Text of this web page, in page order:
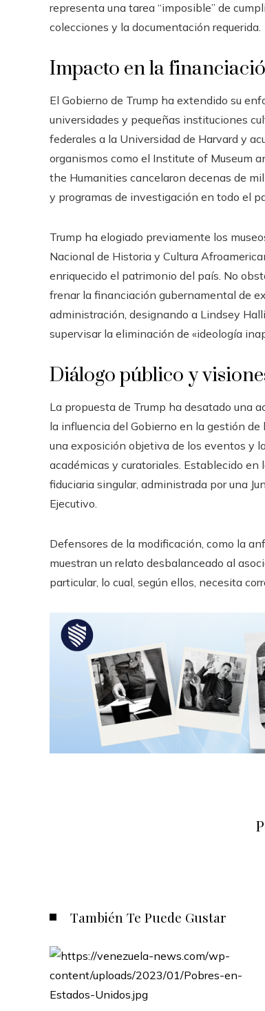
representa una tarea “imposible” de
colecciones y la documentación requerida.
Impacto en la
El Gobierno de Trump ha extendido su
universidades y pequeñas instituciones
federales a la Universidad de Harvard y
organismos como el Institute of Museum
the Humanities cancelaron decenas de
y programas de investigación en todo el
Trump ha elogiado previamente los
Nacional de Historia y Cultura
enriquecido el patrimonio del país. No
frenar la financiación gubernamental de
administración, designando a Lindsey
supervisar la eliminación de «ideología
Diálogo público y
La propuesta de Trump ha desatado una
la influencia del Gobierno en la gestión
una exposición objetiva de los eventos y
académicas y curatoriales. Establecido
fiduciaria singular, administrada por una
Ejecutivo.
Defensores de la modificación, como la
muestran un relato desbalanceado al
particular, lo cual, según ellos, necesita
También Te Puede Gustar